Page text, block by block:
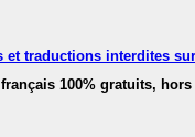
et traductions interdites
français 100% gratuits,